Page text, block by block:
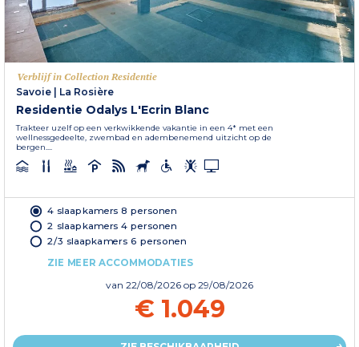
Verblijf in Collection Residentie
Savoie
La Rosière
Residentie Odalys L'Ecrin Blanc
Trakteer uzelf op een verkwikkende vakantie in een 4* met een
wellnessgedeelte, zwembad en adembenemend uitzicht op de
bergen....
4 slaapkamers 8 personen
2 slaapkamers 4 personen
2/3 slaapkamers 6 personen
ZIE MEER ACCOMMODATIES
van 22/08/2026 op 29/08/2026
€ 1.049